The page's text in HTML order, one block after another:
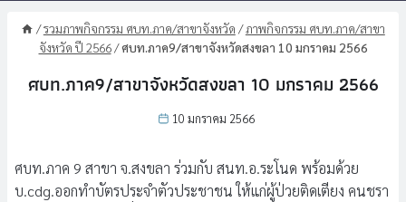
/รวมภาพกิจกรรม ศบท.ภาค/สาขาจังหวัด /ภาพกิจกรรม ศบท.ภาค/สาขา
จังหวัด ปี 2566/ศบท.ภาค9/สาขาจังหวัดสงขลา 10 มกราคม 2566
ศบท.ภาค9/สาขาจังหวัดสงขลา 10 มกราคม 2566
10 มกราคม 2566
ศบท.ภาค 9 สาขา จ.สงขลา ร่วมกับ สนท.อ.ระโนด พร้อมด้วย
บ.cdg.ออกทำบัตรประจำตัวประชาชน ให้แก่ผู้ป่วยติดเตียง คนชรา